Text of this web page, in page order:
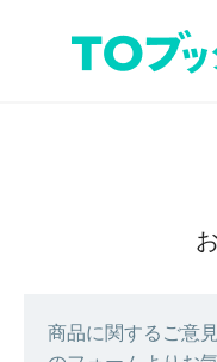
商品に関するご意